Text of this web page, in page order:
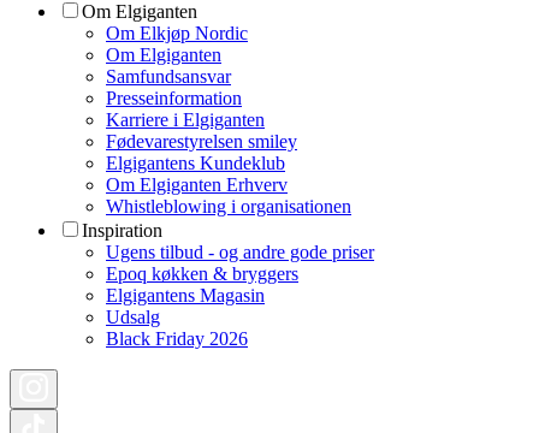
Om Elgiganten
Om Elkjøp Nordic
Om Elgiganten
Samfundsansvar
Presseinformation
Karriere i Elgiganten
Fødevarestyrelsen smiley
Elgigantens Kundeklub
Om Elgiganten Erhverv
Whistleblowing i organisationen
Inspiration
Ugens tilbud - og andre gode priser
Epoq køkken & bryggers
Elgigantens Magasin
Udsalg
Black Friday 2026